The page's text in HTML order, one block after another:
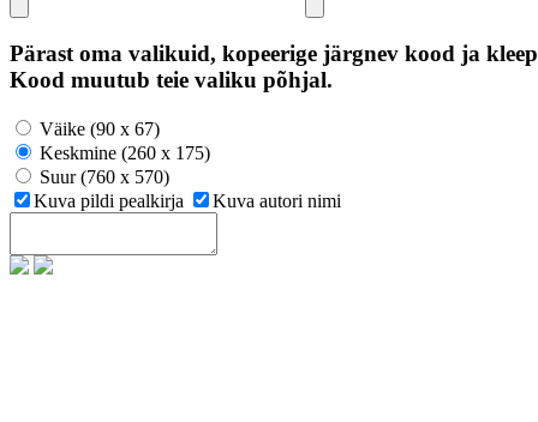
Pärast oma valikuid, kopeerige järgnev kood ja
Kood muutub teie valiku põhjal.
Väike (90 x 67)
Keskmine (260 x 175)
Suur (760 x 570)
Kuva pildi pealkirja
Kuva autori nimi